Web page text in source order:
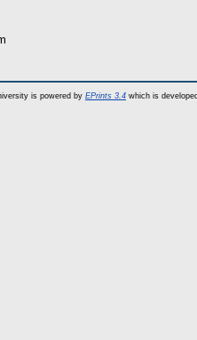
is powered by EPrints 3.4 which is